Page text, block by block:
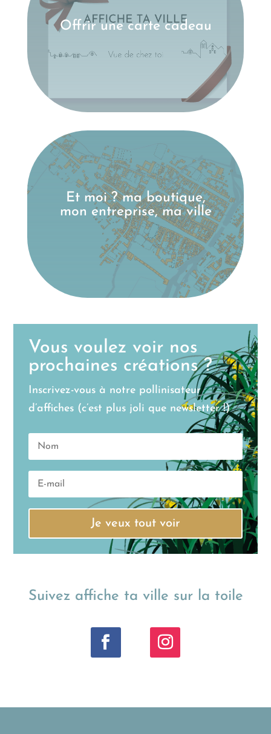
Offrir une carte cadeau
Et moi ? ma boutique,
mon entreprise, ma ville
Vous voulez voir nos
prochaines créations ?
Inscrivez-vous à notre pollinisateur
d’affiches (c’est plus joli que newsletter !)
Je veux tout voir
Suivez affiche ta ville sur la toile